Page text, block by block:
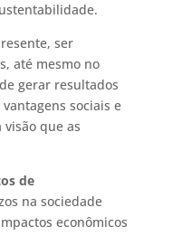
ser
até mesmo no
gerar resultados
sociais e
que as
de
na sociedade
econômicos